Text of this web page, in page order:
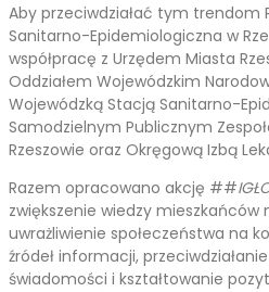
Aby przeciwdziałać tym trendom
Sanitarno-Epidemiologiczna w
współpracę z Urzędem Miasta
Oddziałem Wojewódzkim
Wojewódzką Stacją Sanitarno-
Samodzielnym Publicznym
Rzeszowie oraz Okręgową Izbą
Razem opracowano akcję ##
zwiększenie wiedzy
uwrażliwienie społeczeństwa na
źródeł informacji,
świadomości i kształtowanie